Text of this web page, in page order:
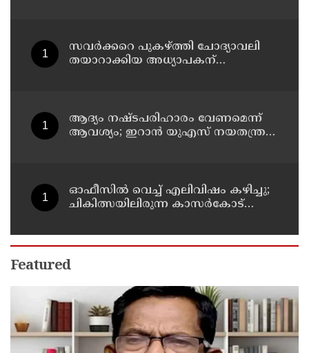
സവര്‍ക്കറെ പുകഴ്ത്തി ചോദ്യാവലി
തയാറാക്കിയ അധ്യാപകന്
ആദ്യം നഷ്ടപരിഹാരം വേണമെന്ന്
ആവശ്യം; ഇറാന്‍ യുഎസ് നയതന്ത്ര
ഓഫീസില്‍ വെച്ച് എലിവിഷം കഴിച്ചു;
ചികിത്സയിലിരുന്ന കാസര്‍കോട്
Featured